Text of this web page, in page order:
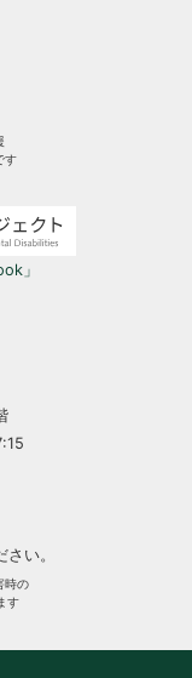
す
」
さい。
時の
す